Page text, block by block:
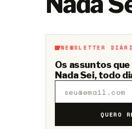
NEWSLETTER
Os assuntos
Nada Sei, todo
QUERO